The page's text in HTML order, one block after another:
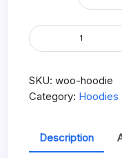
Hoodie
quantity
SKU: woo-hoodie
Category: Hoodies
Description